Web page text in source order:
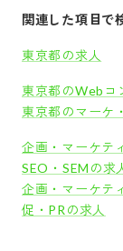
関連した項目で
東京都の求人
東京都のWebコ
東京都のマーケ
企画・マーケテ
SEO・SEMの求
企画・マーケテ
促・PRの求人